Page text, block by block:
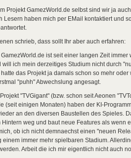
Projekt GamezWorld.de selbst sind wir ja
Lesern haben mich per EMail kontaktiert und
schrieb, dass sollt Ihr aber auch erfahren:
GamezWorld.de ist seit einer langen Zeit
will ich mein derzeitiges Studium nicht durch
hatte das Projekt ja damals schon so mehr
"puhh" Abwechslung angesagt.
"TVGigant" (bzw. schon seit Aeonen
(seit einigen Monaten) haben der KI-
an den diversen Baustellen des Spieles.
Hintern weg und baut neue Features als wenn
ob ich nicht demnaechst einen "neuen
einem immer mehr spielbaren Stadium.
Arbeit die ich mir eigentlich nicht auch